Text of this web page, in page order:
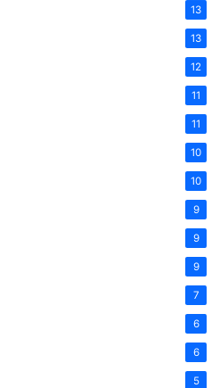
13
13
12
11
11
10
10
9
9
9
7
6
6
5